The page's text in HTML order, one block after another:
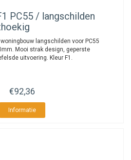
PC55 / langschilden
langschilden voor PC55
Mooi strak design, geperste
uitvoering. Kleur F1.
€92,36
Informatie